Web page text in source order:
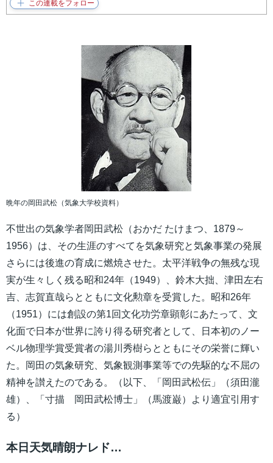
晩年の岡田武松（気象大学校資料）
不世出の気象学者岡田武松（おかだ たけまつ、1879～
1956）は、その生涯のすべてを気象研究と気象事業の発展
さらには後進の育成に燃焼させた。太平洋戦争の無残な現
実が生々しく残る昭和24年（1949）、鈴木大拙、津田左右
吉、志賀直哉らとともに文化勲章を受賞した。昭和26年
（1951）には創設の第1回文化功労章顕彰にあたって、文
化面で日本が世界に誇り得る研究者として、日本初のノー
ベル物理学賞受賞者の湯川秀樹らとともにその栄誉に輝い
た。岡田の気象研究、気象観測事業等での先駆的な不屈の
精神を讃えたのである。（以下、「岡田武松伝」（須田瀧
雄）、「寸描 岡田武松博士」（馬渡巌）より適宜引用す
る）
本日天気晴朗ナレド…